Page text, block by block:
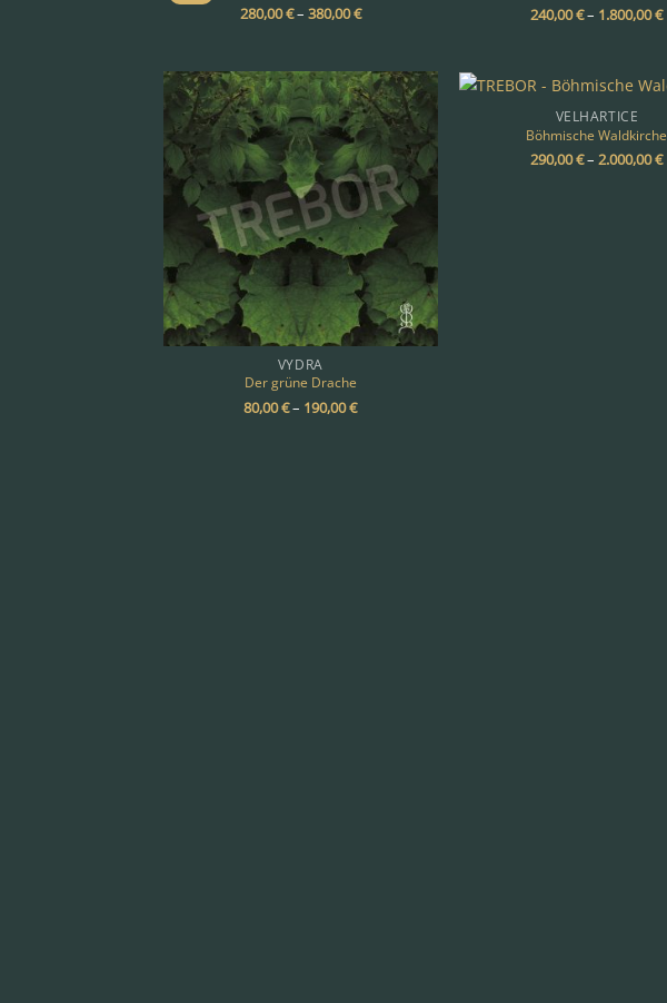
280,00€– 380,00€ 240,00€– 1.800,00€
VYDRA
Der grüne Drache
80,00€– 190,00€
VELHARTICE
Böhmische Waldkirche
290,00€–2.000,00€